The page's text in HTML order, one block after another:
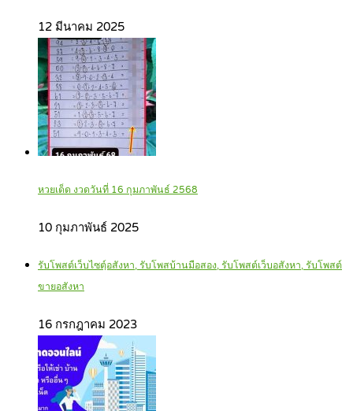
12 มีนาคม 2025
หวยเด็ด งวดวันที่ 16 กุมภาพันธ์ 2568
10 กุมภาพันธ์ 2025
รับโพสต์เว็บไซตฺ์อสังหา, รับโพสบ้านมือสอง, รับโพสต์เว็บอสังหา, รับโพสต์
ขายอสังหา
16 กรกฎาคม 2023